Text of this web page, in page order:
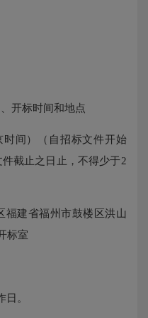
开标时间和地点
间）（自招标文件开始
截止之日止，不得少于2
建省福州市鼓楼区洪山
标室
。